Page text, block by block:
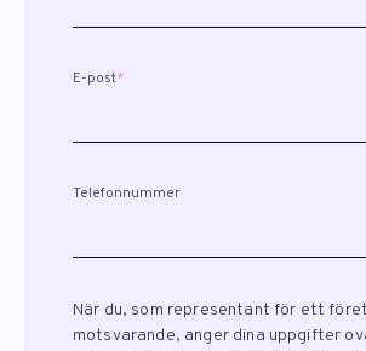
E-post*
Telefonnummer
När du, som representant för ett
motsvarande, anger dina uppgifter